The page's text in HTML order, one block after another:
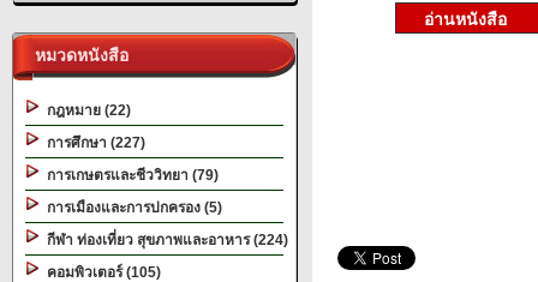
หมวดหนังสือ
กฎหมาย (22)
การศึกษา (227)
การเกษตรและชีววิทยา (79)
การเมืองและการปกครอง (5)
กีฬา ท่องเที่ยว สุขภาพและอาหาร (224)
คอมพิวเตอร์ (105)